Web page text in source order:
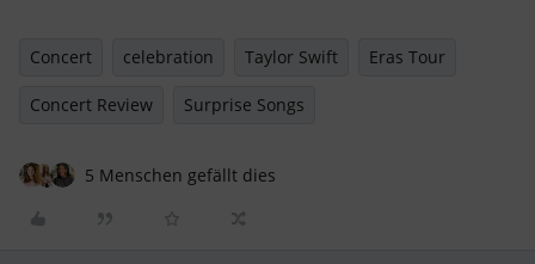
Concert celebration Taylor Swift Eras Tour
Concert Review Surprise Songs
5 Menschen gefällt dies